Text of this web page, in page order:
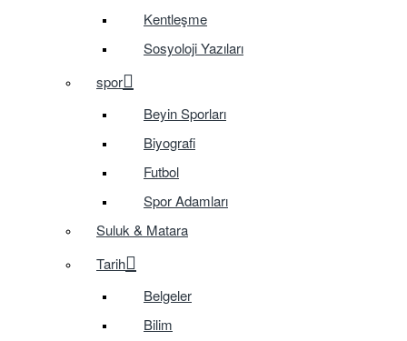
Kentleşme
Sosyoloji Yazıları
spor
Beyin Sporları
Biyografi
Futbol
Spor Adamları
Suluk & Matara
Tarih
Belgeler
Bilim